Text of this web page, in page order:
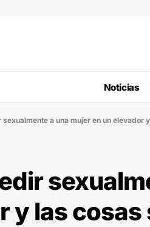
Noticias
a una mujer en un elevador
y las